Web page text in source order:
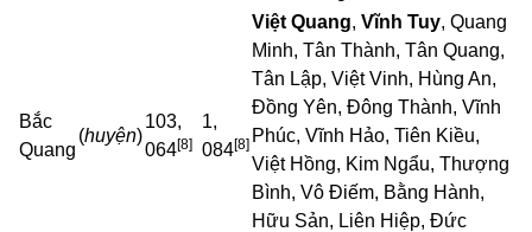
Bắc
Quang
(huyện)
103,
064[8]
1,
084[8]
Việt Quang, Vĩnh Tuy, Quang
Minh, Tân Thành, Tân Quang,
Tân Lập, Việt Vinh, Hùng An,
Đồng Yên, Đông Thành, Vĩnh
Phúc, Vĩnh Hảo, Tiên Kiều,
Việt Hồng, Kim Ngẩu, Thượng
Bình, Vô Điếm, Bằng Hành,
Hữu Sản, Liên Hiệp, Đức